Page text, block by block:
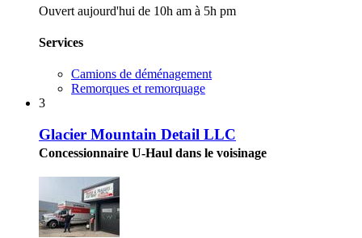
Ouvert aujourd'hui de 10h am à 5h pm
Services
Camions de déménagement
Remorques et remorquage
3
Glacier Mountain Detail LLC
Concessionnaire U-Haul dans le voisinage